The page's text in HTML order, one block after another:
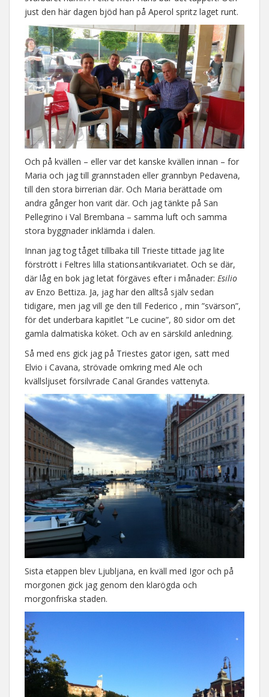
just den här dagen bjöd han på Aperol spritz laget runt.
Och på kvällen – eller var det kanske kvällen innan – for
Maria och jag till grannstaden eller grannbyn Pedavena,
till den stora birrerian där. Och Maria berättade om
andra gånger hon varit där. Och jag tänkte på San
Pellegrino i Val Brembana – samma luft och samma
stora byggnader inklämda i dalen.
Innan jag tog tåget tillbaka till Trieste tittade jag lite
förstrött i Feltres lilla stationsantikvariatet. Och se där,
där låg en bok jag letat förgäves efter i månader: Esilio
av Enzo Bettiza. Ja, jag har den alltså själv sedan
tidigare, men jag vill ge den till Federico , min ”svärson”,
för det underbara kapitlet ”Le cucine”, 80 sidor om det
gamla dalmatiska köket. Och av en särskild anledning.
Så med ens gick jag på Triestes gator igen, satt med
Elvio i Cavana, strövade omkring med Ale och
kvällsljuset försilvrade Canal Grandes vattenyta.
Sista etappen blev Ljubljana, en kväll med Igor och på
morgonen gick jag genom den klarögda och
morgonfriska staden.